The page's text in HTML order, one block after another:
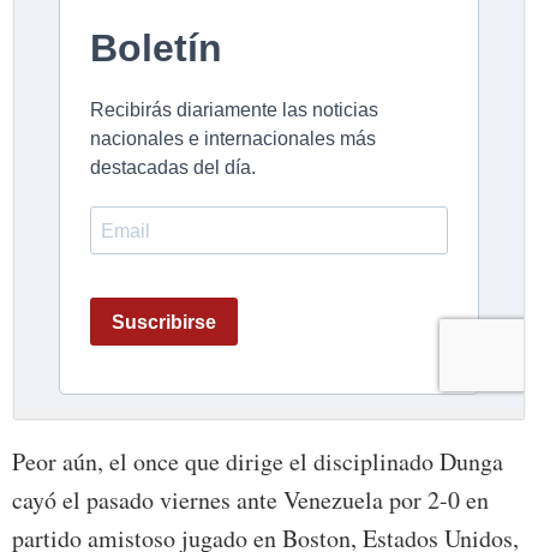
Peor aún, el once que dirige el disciplinado Dunga
cayó el pasado viernes ante Venezuela por 2-0 en
partido amistoso jugado en Boston, Estados Unidos,